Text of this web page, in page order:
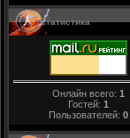
Статистика
Онлайн всего: 1
Гостей: 1
Пользователей: 0